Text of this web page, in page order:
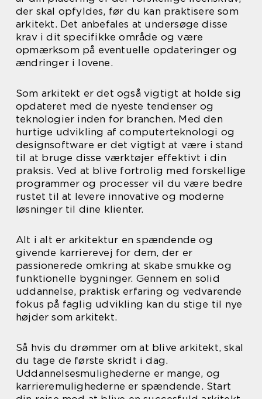
der skal opfyldes, før du kan praktisere som
arkitekt. Det anbefales at undersøge disse
krav i dit specifikke område og være
opmærksom på eventuelle opdateringer og
ændringer i lovene.
Som arkitekt er det også vigtigt at holde sig
opdateret med de nyeste tendenser og
teknologier inden for branchen. Med den
hurtige udvikling af computerteknologi og
designsoftware er det vigtigt at være i stand
til at bruge disse værktøjer effektivt i din
praksis. Ved at blive fortrolig med forskellige
programmer og processer vil du være bedre
rustet til at levere innovative og moderne
løsninger til dine klienter.
Alt i alt er arkitektur en spændende og
givende karrierevej for dem, der er
passionerede omkring at skabe smukke og
funktionelle bygninger. Gennem en solid
uddannelse, praktisk erfaring og vedvarende
fokus på faglig udvikling kan du stige til nye
højder som arkitekt.
Så hvis du drømmer om at blive arkitekt, skal
du tage de første skridt i dag.
Uddannelsesmulighederne er mange, og
karrieremulighederne er spændende. Start